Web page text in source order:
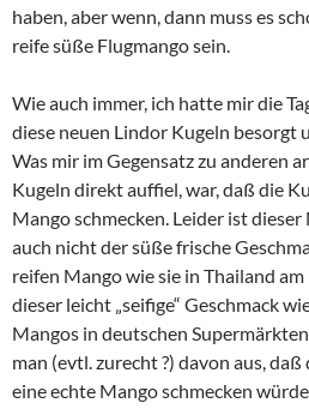
haben, aber wenn, dann muss es
reife süße Flugmango sein.
Wie auch immer, ich hatte mir die
diese neuen Lindor Kugeln besorgt
Was mir im Gegensatz zu anderen
Kugeln direkt auffiel, war, daß die
Mango schmecken. Leider ist
auch nicht der süße frische
reifen Mango wie sie in Thailand
dieser leicht „seifige“ Geschmack
Mangos in deutschen
man (evtl. zurecht ?) davon aus,
eine echte Mango schmecken